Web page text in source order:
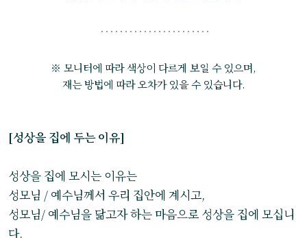
※ 모니터에 따라 색상이 다르게 보일 수 있으며,
재는 방법에 따라 오차가 있을 수 있습니다.
[성상을 집에 두는 이유]
성상을 집에 모시는 이유는
성모님 / 예수님께서 우리 집안에 계시고,
성모님/ 예수님을 닮고자 하는 마음으로 성상을 집에 모십니
다.